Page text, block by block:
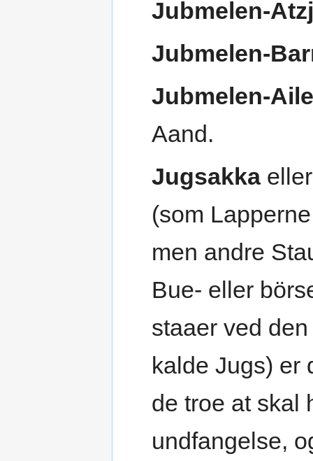
Jubmelen-
Jubmelen-
Jubmelen-
Aand.
Jugsakka
(som
men andre
Bue- eller
staaer ved
kalde Jugs) er
de troe at skal
undfangelse,